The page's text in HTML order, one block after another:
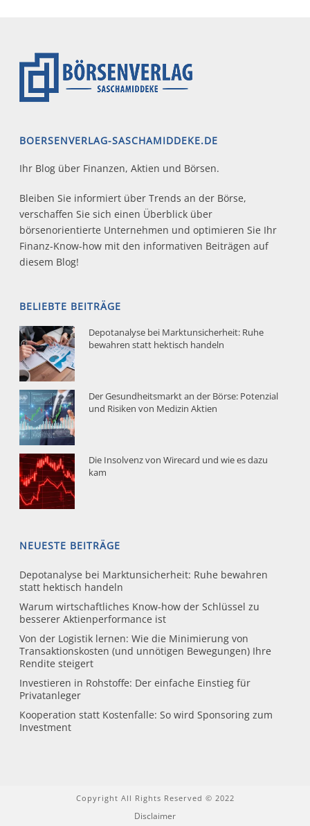
BOERSENVERLAG-SASCHAMIDDEKE.DE
Ihr Blog über Finanzen, Aktien und Börsen.
Bleiben Sie informiert über Trends an der Börse,
verschaffen Sie sich einen Überblick über
börsenorientierte Unternehmen und optimieren Sie Ihr
Finanz-Know-how mit den informativen Beiträgen auf
diesem Blog!
BELIEBTE BEITRÄGE
Depotanalyse bei Marktunsicherheit: Ruhe
bewahren statt hektisch handeln
Der Gesundheitsmarkt an der Börse: Potenzial
und Risiken von Medizin Aktien
Die Insolvenz von Wirecard und wie es dazu
kam
NEUESTE BEITRÄGE
Depotanalyse bei Marktunsicherheit: Ruhe bewahren
statt hektisch handeln
Warum wirtschaftliches Know-how der Schlüssel zu
besserer Aktienperformance ist
Von der Logistik lernen: Wie die Minimierung von
Transaktionskosten (und unnötigen Bewegungen) Ihre
Rendite steigert
Investieren in Rohstoffe: Der einfache Einstieg für
Privatanleger
Kooperation statt Kostenfalle: So wird Sponsoring zum
Investment
Copyright All Rights Reserved © 2022
Disclaimer